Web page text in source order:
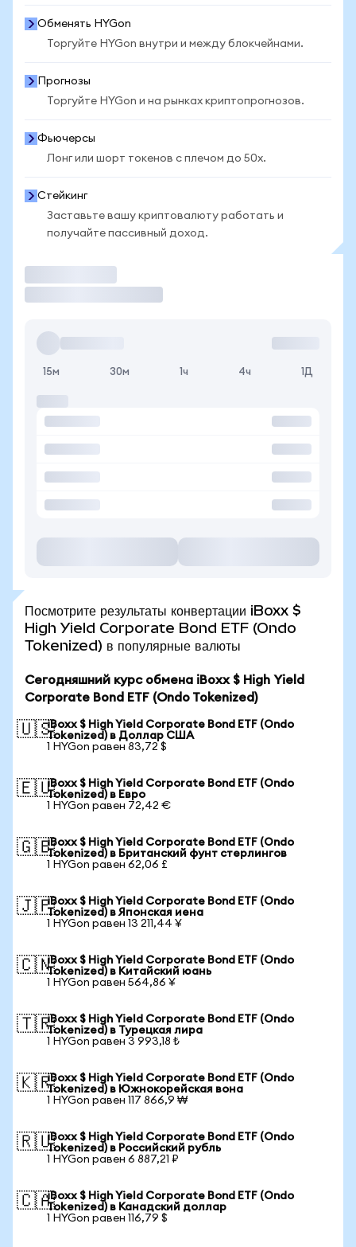
Обменять HYGon
Торгуйте HYGon внутри и между блокчейнами.
Прогнозы
Торгуйте HYGon и на рынках криптопрогнозов.
Фьючерсы
Лонг или шорт токенов с плечом до 50x.
Стейкинг
Заставьте вашу криптовалюту работать и
получайте пассивный доход.
15м 30м 1ч 4ч 1Д
Посмотрите результаты конвертации iBoxx $
High Yield Corporate Bond ETF (Ondo
Tokenized) в популярные валюты
Сегодняшний курс обмена iBoxx $ High Yield
Corporate Bond ETF (Ondo Tokenized)
🇺🇸iBoxx $ High Yield Corporate Bond ETF (Ondo
Tokenized) в Доллар США
1 HYGon равен 83,72 $
🇪🇺iBoxx $ High Yield Corporate Bond ETF (Ondo
Tokenized) в Евро
1 HYGon равен 72,42 €
🇬🇧iBoxx $ High Yield Corporate Bond ETF (Ondo
Tokenized) в Британский фунт стерлингов
1 HYGon равен 62,06 £
🇯🇵iBoxx $ High Yield Corporate Bond ETF (Ondo
Tokenized) в Японская иена
1 HYGon равен 13 211,44 ¥
🇨🇳iBoxx $ High Yield Corporate Bond ETF (Ondo
Tokenized) в Китайский юань
1 HYGon равен 564,86 ¥
🇹🇷iBoxx $ High Yield Corporate Bond ETF (Ondo
Tokenized) в Турецкая лира
1 HYGon равен 3 993,18 ₺
🇰🇷iBoxx $ High Yield Corporate Bond ETF (Ondo
Tokenized) в Южнокорейская вона
1 HYGon равен 117 866,9 ₩
🇷🇺iBoxx $ High Yield Corporate Bond ETF (Ondo
Tokenized) в Российский рубль
1 HYGon равен 6 887,21 ₽
🇨🇦iBoxx $ High Yield Corporate Bond ETF (Ondo
Tokenized) в Канадский доллар
1 HYGon равен 116,79 $